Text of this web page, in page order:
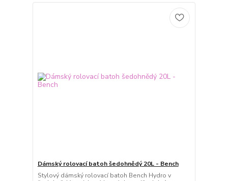
Dámský rolovací batoh šedohnědý 20L - Bench
Stylový dámský rolovací batoh Bench Hydro v